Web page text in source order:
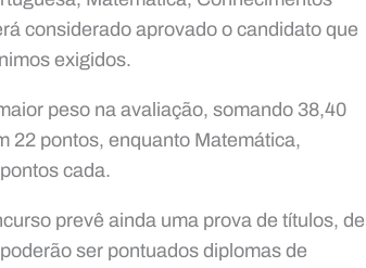
considerado aprovado o candidato que
exigidos.
peso na avaliação, somando 38,40
22 pontos, enquanto Matemática,
cada.
prevê ainda uma prova de títulos, de
ser pontuados diplomas de